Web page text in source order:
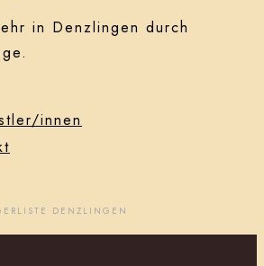
in Denzlingen durch
innen
DENZLINGEN